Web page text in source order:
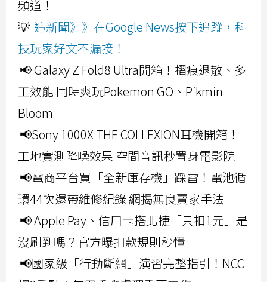
頻道！
💡 追新聞》》在Google News按下追蹤，科
技玩家好文不漏接！
📢 Galaxy Z Fold8 Ultra開箱！摺痕退散、多
工效能 同時爽玩Pokemon GO、Pikmin
Bloom
📢Sony 1000X THE COLLEXION耳機開箱！
工地實測降噪效果 空間音訊秒置身電影院
📢電商平台買「全新庫存機」踩雷！電池循
環44次還帶維修紀錄 網揭無良賣家手法
📢 Apple Pay、信用卡搭北捷「只扣1元」是
沒刷到嗎？官方曝扣款規則秒懂
📢國家級「行動斷網」演習完整指引！NCC